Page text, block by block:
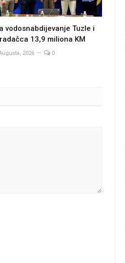
vodosnabdijevanje Tuzle i
13,9 miliona KM
2026 0